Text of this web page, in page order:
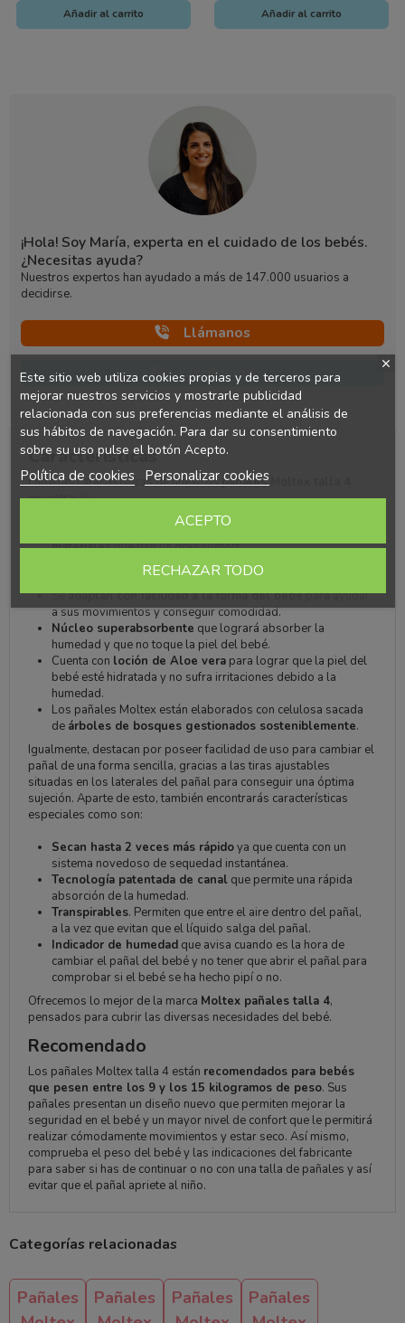
Añadir al carrito Añadir al carrito
¡Hola! Soy María, experta en el cuidado de los bebés.
¿Necesitas ayuda?
Nuestros expertos han ayudado a más de 147.000 usuarios a
decidirse.
Llámanos
Escríbenos
Características
Entre las características de nuestrospañales Moltex talla 4
encontrarás:
materialesque dan un gran confort.
Proporcionan hasta12 horas de protección
dispone de un sistema de secado rápido.
Seadaptan con facilidad a la forma del bebépara ayudar
a sus movimientos y conseguir comodidad.
Núcleo superabsorbente que logrará absorber la
humedad y que no toque la piel del bebé.
Cuenta con loción de Aloe verapara lograr que la piel del
bebé esté hidratada y no sufra irritaciones debido a la
humedad.
Los pañales Moltex están elaborados con celulosa sacada
de árboles de bosques gestionados sosteniblemente.
Igualmente, destacan por poseer facilidad de uso para cambiar el
pañal de una forma sencilla, gracias a las tiras ajustables
situadas en los laterales del pañal para conseguir una óptima
sujeción. Aparte de esto, también encontrarás características
especiales como son:
Secan hasta 2 veces más rápidoya que cuenta con un
sistema novedoso de sequedad instantánea.
Tecnología patentada de canalque permite una rápida
absorción de la humedad.
Transpirables. Permiten que entre el aire dentro del pañal,
a la vez que evitan que el líquido salga del pañal.
Indicador de humedadque avisa cuando es la hora de
cambiar el pañal del bebé y no tener que abrir el pañal para
comprobar si el bebé se ha hecho pipí o no.
Ofrecemos lo mejor de la marca Moltex pañales talla 4,
pensados para cubrir las diversas necesidades del bebé.
Recomendado
Los pañales Moltex talla 4 están recomendados para bebés
que pesen entre los 9 y los 15 kilogramos de peso. Sus
pañales presentan un diseño nuevo que permiten mejorar la
seguridad en el bebé y un mayor nivel de confort que le permitirá
realizar cómodamente movimientos y estar seco. Así mismo,
comprueba el peso del bebé y las indicaciones del fabricante
para saber si has de continuar o no con una talla de pañales y así
evitar que el pañal apriete al niño.
Categorías relacionadas
Pañales
Pañales
Pañales
Pañales
Este sitio web utiliza cookies propias y de terceros para
mejorar nuestros servicios y mostrarle publicidad
relacionada con sus preferencias mediante el análisis de
sus hábitos de navegación. Para dar su consentimiento
sobre su uso pulse el botón Acepto.
Política de cookies Personalizar cookies
RECHAZAR TODO
ACEPTO